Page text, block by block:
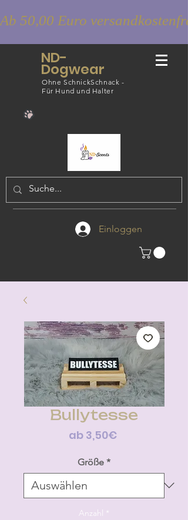
Ab 50,00 Euro versandkostenfrei
ND-
Dogwear
Ohne SchnickSchnack -
Für Hund und Halter
Einloggen
Bullytesse
ab 3,50€Sale-
Größe *
Anzahl *